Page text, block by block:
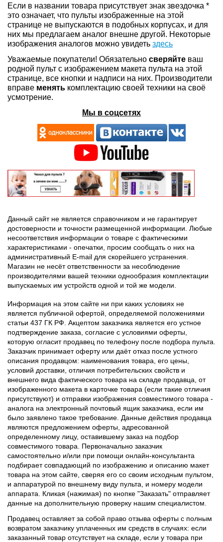
Если в названии товара присутствует знак звездочка *
это означает, что пульты изображенные на этой
странице не выпускаются в подобных корпусах, и для
них мы предлагаем аналог внешне другой. Некоторые
изображения аналогов можно увидеть здесь
Уважаемые покупатели! Обязательно сверяйте ваш
родной пульт с изображением макета пульта на этой
странице, все кнопки и надписи на них. Производители
вправе менять комплектацию своей техники на своё
усмотрение.
Мы в соцсетях
Данный сайт не является справочником и не гарантирует
достоверности и точности размещенной информации. Любые
несоответствия информации о товаре с фактическими
характеристиками - опечатки, просим сообщать о них на
административный E-mail для скорейшего устранения.
Магазин не несёт ответственности за несоблюдение
производителями вашей техники однообразия комплектации
выпускаемых им устройств одной и той же модели.
Информация на этом сайте ни при каких условиях не
является публичной офертой, определяемой положениями
статьи 437 ГК РФ. Акцептом заказчика является его устное
подтверждение заказа, согласие с условиями оферты,
которую огласит продавец по телефону после подбора пульта.
Заказчик принимает оферту или даёт отказ после устного
описания продавцом: наименования товара, его цены,
условий доставки, отличия потребительских свойств и
внешнего вида фактического товара на складе продавца, от
изображенного макета в карточке товара (если такие отличия
присутствуют) и отправки изображения совместимого товара -
аналога на электронный почтовый ящик заказчика, если им
было заявлено такое требование. Данные действия продавца
являются предложением оферты, адресованной
определенному лицу, оставившему заказ на подбор
совместимого товара. Первоначально заказчик
самостоятельно и/или при помощи онлайн-консультанта
подбирает совпадающий по изображению и описанию макет
товара на этом сайте, сверяя его со своим исходным пультом,
и аппаратурой по внешнему виду пульта, и номеру модели
аппарата. Кликая (нажимая) по кнопке "Заказать" отправляет
данные на дополнительную проверку нашим специалистом.
Продавец оставляет за собой право отзыва оферты с полным
возвратом заказчику уплаченных им средств в случаях: если
заказанный товар отсутствует на складе, если у товара при